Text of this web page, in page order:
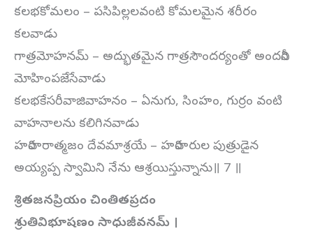
కలభకోమలం – పసిపిల్లలవంటి కోమలమైన శరీరం
కలవాడు
గాత్రమోహనమ్ – అద్భుతమైన గాత్రసౌందర్యంతో అందరినీ
మోహింపజేసేవాడు
కలభకేసరీవాజివాహనం – ఏనుగు, సింహం, గుర్రం వంటి
వాహనాలను కలిగినవాడు
హరిహరాత్మజం దేవమాశ్రయే – హరిహరుల పుత్రుడైన
అయ్యప్ప స్వామిని నేను ఆశ్రయిస్తున్నాను॥ 7 ॥
శ్రితజనప్రియం చింతితప్రదం
శ్రుతివిభూషణం సాధుజీవనమ్ ।